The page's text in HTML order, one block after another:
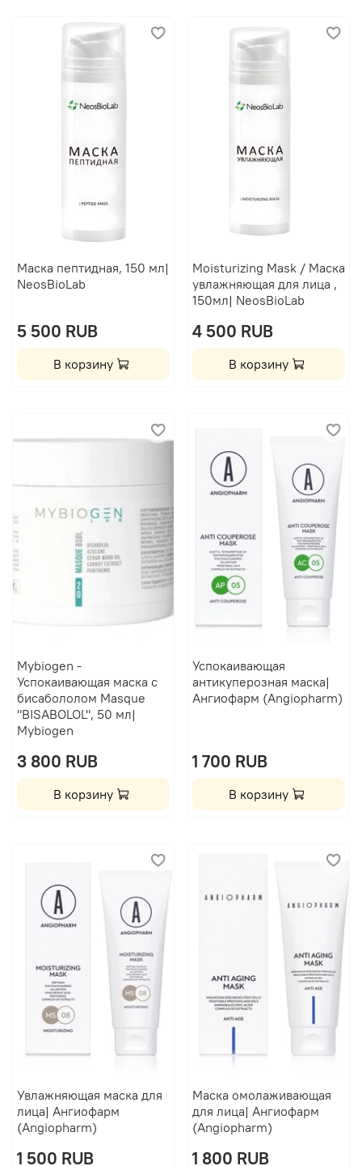
Маска пептидная, 150 мл|
NeosBioLab
5 500 RUB
В корзину
Moisturizing Mask / Маска
увлажняющая для лица ,
150мл| NeosBioLab
4 500 RUB
В корзину
Mybiogen -
Успокаивающая маска с
бисабололом Masque
"BISABOLOL", 50 мл|
Mybiogen
3 800 RUB
В корзину
Успокаивающая
антикуперозная маска|
Ангиофарм (Angiopharm)
1 700 RUB
В корзину
Увлажняющая маска для
лица| Ангиофарм
(Angiopharm)
1 500 RUB
Маска омолаживающая
для лица| Ангиофарм
(Angiopharm)
1 800 RUB